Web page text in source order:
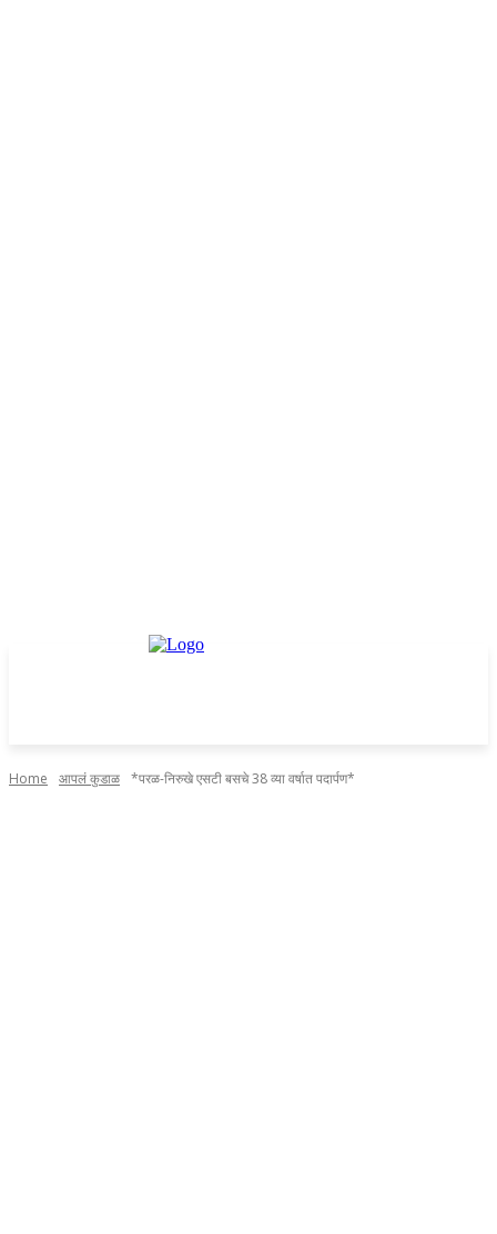
Home आपलं कुडाळ *परळ-निरुखे एसटी बसचे 38 व्या वर्षात पदार्पण*